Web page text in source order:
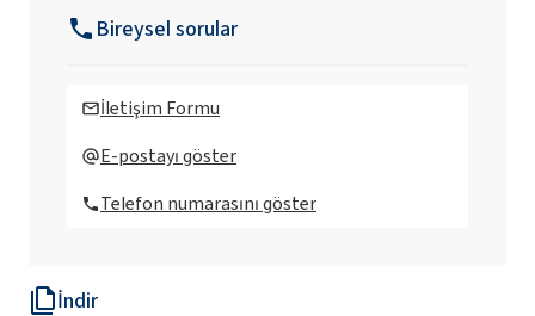
İndir
Betaine)
BioROKAMINA K40HC MB (Cocamidopropyl
Bireysel sorular
İletişim Formu
E-postayı göster
Telefon numarasını göster